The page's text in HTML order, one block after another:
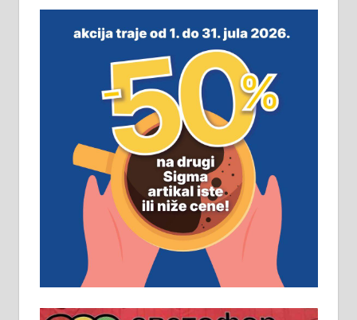
м2 са плацем од 8 ари у Зеленом
виру у Алексинцу. Могућа
замена. 064/21-63-584
ПОСЛОВНИ ОГЛАСИ
Рудник и флотација Рудник
д.о.о. Рудник запошљава 20
помоћника рудара. Услови:
Основна школа, пожељно радно
искуство на истим и сличним
пословима, али не и неопходан
услов. Обезбеђен смештај,
превоз, исхрана. 032/57-41-122 –
локал 22